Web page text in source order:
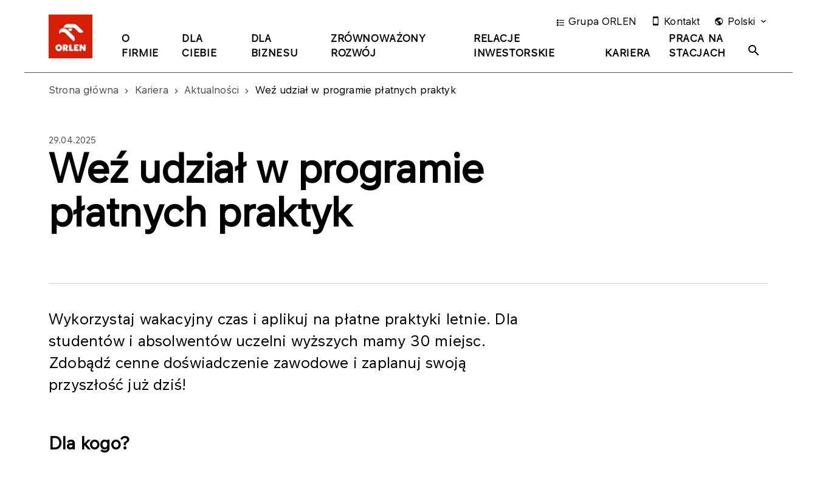
O
FIRMIE
DLA
CIEBIE
DLA
BIZNESU
ZRÓWNOWAŻONY
ROZWÓJ
RELACJE
INWESTORSKIE
KARIERA
PRACA NA
STACJACH
Grupa ORLEN Kontakt Polski
Strona główna Kariera Aktualności Weź udział w programie płatnych praktyk
29.04.2025
Weź udział w programie
płatnych praktyk
Wykorzystaj wakacyjny czas i aplikuj na płatne praktyki letnie. Dla
studentów i absolwentów uczelni wyższych mamy 30 miejsc.
Zdobądź cenne doświadczenie zawodowe i zaplanuj swoją
przyszłość już dziś!
Dla kogo?